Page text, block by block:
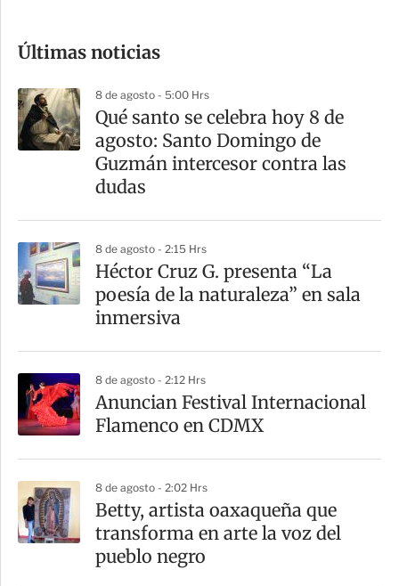
m
a
r
t
Últimas noticias
8 de agosto - 5:00 Hrs
Qué santo se celebra hoy 8 de
agosto: Santo Domingo de
Guzmán intercesor contra las
dudas
8 de agosto - 2:15 Hrs
Héctor Cruz G. presenta “La
poesía de la naturaleza” en sala
inmersiva
8 de agosto - 2:12 Hrs
Anuncian Festival Internacional
Flamenco en CDMX
8 de agosto - 2:02 Hrs
Betty, artista oaxaqueña que
transforma en arte la voz del
pueblo negro